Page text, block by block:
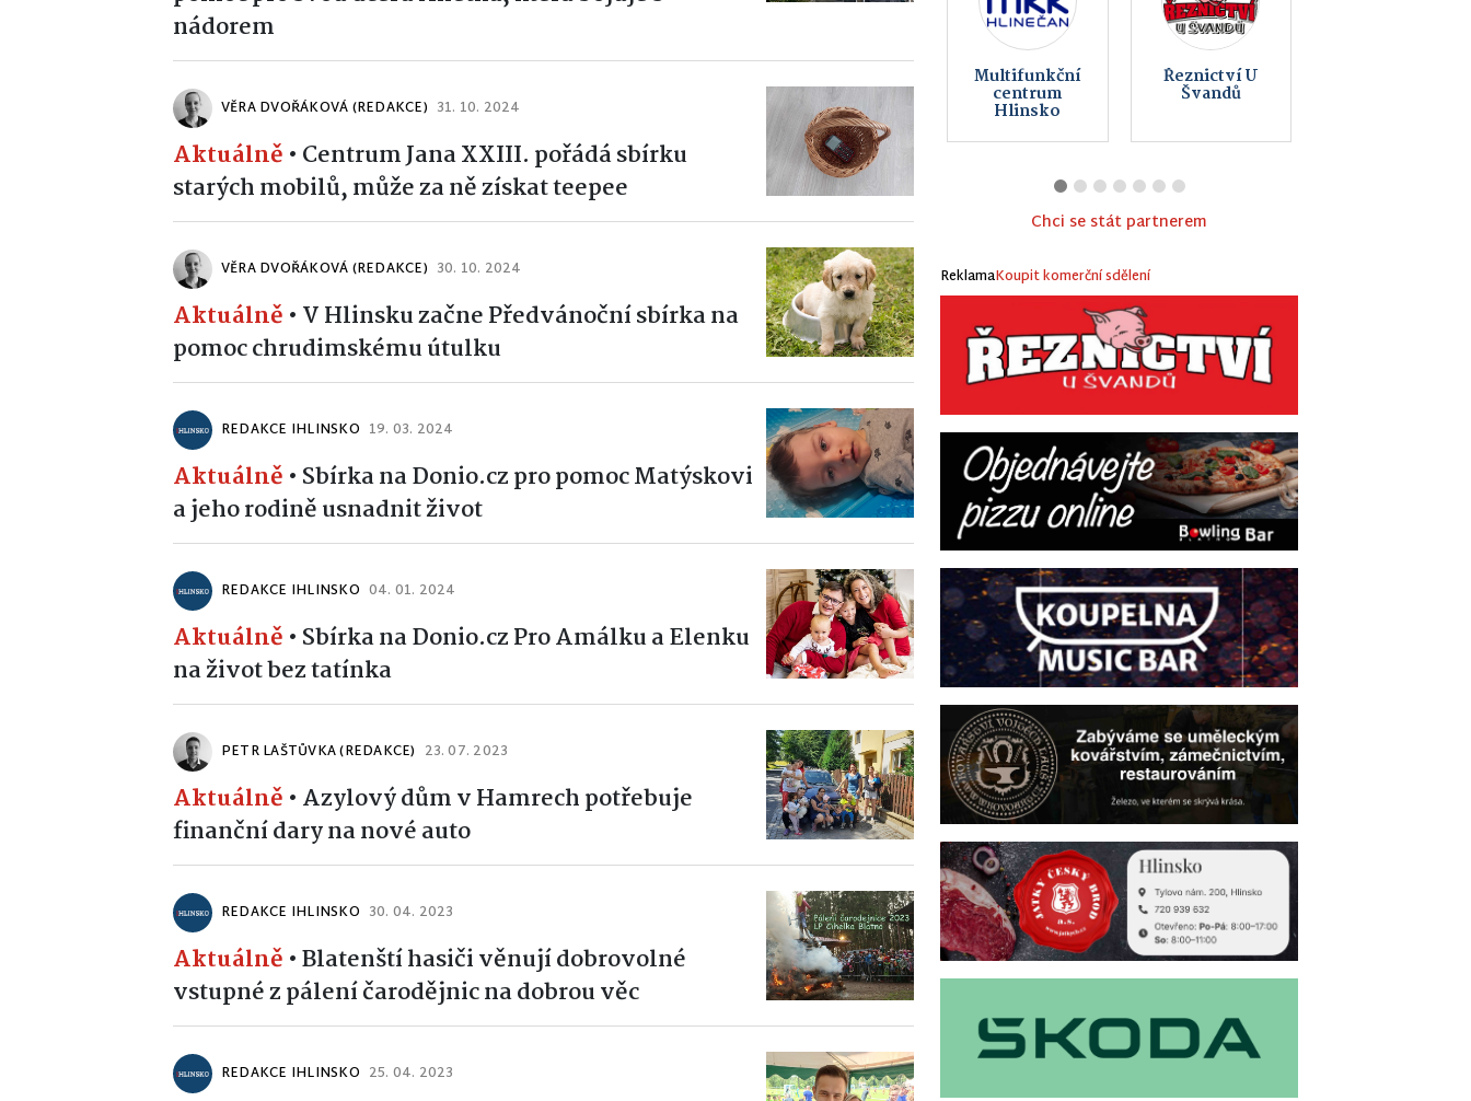
nádorem
VĚRA DVOŘÁKOVÁ (REDAKCE) 31. 10. 2024
Aktuálně • Centrum Jana XXIII. pořádá sbírku
starých mobilů, může za ně získat teepee
VĚRA DVOŘÁKOVÁ (REDAKCE) 30. 10. 2024
Aktuálně • V Hlinsku začne Předvánoční sbírka na
pomoc chrudimskému útulku
REDAKCE IHLINSKO 19. 03. 2024
Aktuálně • Sbírka na Donio.cz pro pomoc Matýskovi
a jeho rodině usnadnit život
REDAKCE IHLINSKO 04. 01. 2024
Aktuálně • Sbírka na Donio.cz Pro Amálku a Elenku
na život bez tatínka
PETR LAŠTŮVKA (REDAKCE) 23. 07. 2023
Aktuálně • Azylový dům v Hamrech potřebuje
finanční dary na nové auto
REDAKCE IHLINSKO 30. 04. 2023
Aktuálně •Blatenští hasiči věnují dobrovolné
vstupné z pálení čarodějnic na dobrou věc
REDAKCE IHLINSKO 25. 04. 2023
Obec
Kameničky
Lom Matula
Hlinsko
Chci se stát partnerem
ReklamaKoupit komerční sdělení